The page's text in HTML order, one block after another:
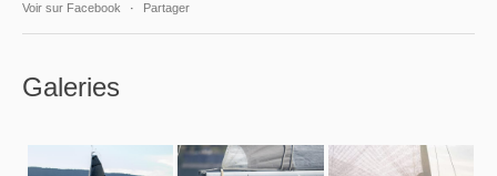
Voir sur Facebook · Partager
Galeries